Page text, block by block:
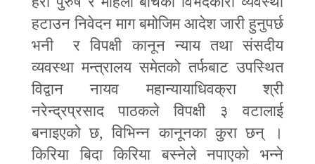
हटाउन निवेदन माग बमोजिम आदेश जारी हुनुपर्छ
भनी र विपक्षी कानून न्याय तथा संसदीय
व्यवस्था मन्त्रालय समेतको तर्फबाट उपस्थित
विद्वान नायव महान्यायाधिवक्रा श्री
नरेन्द्रप्रसाद पाठकले विपक्षी ३ वटालाई
बनाइएको छ,विभिन्न कानूनका कुरा छन् ।
किरिया बिदा किरिया बस्नेले नपाएको भन्ने